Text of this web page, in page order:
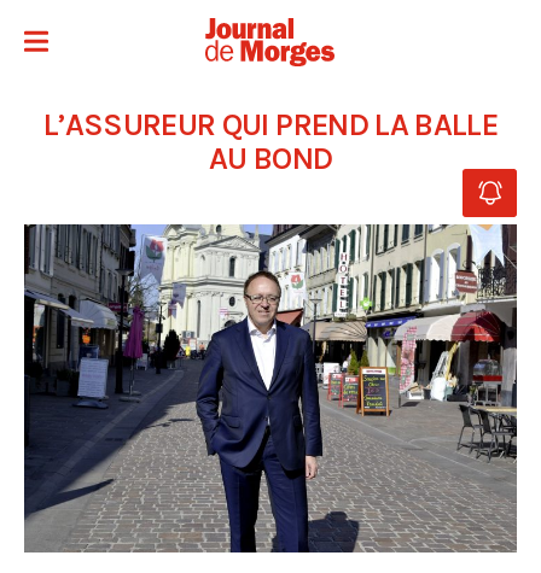
L’ASSUREUR QUI PREND LA BALLE
AU BOND